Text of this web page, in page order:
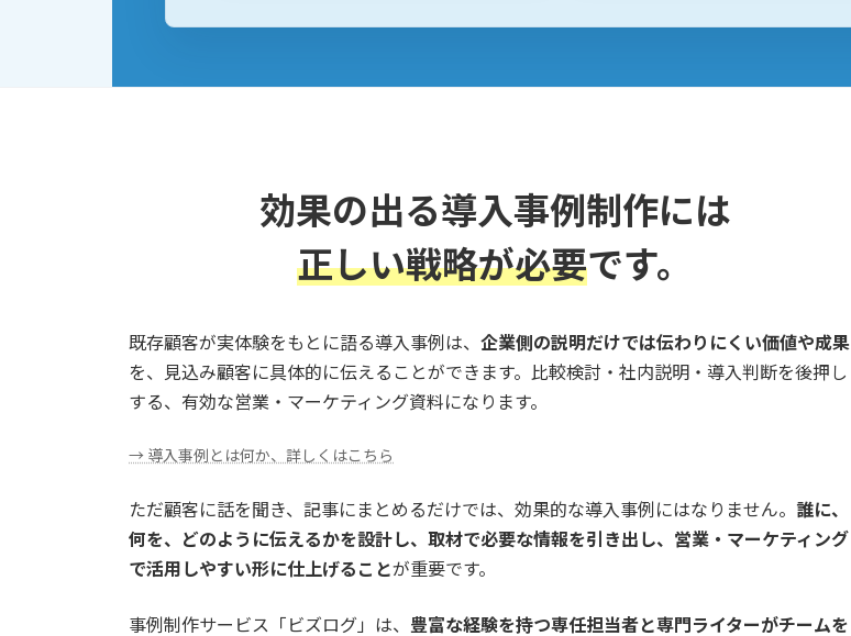
効果の出る導入事例制作には
正しい戦略が必要です。
既存顧客が実体験をもとに語る導入事例は、 企業側の説明だけでは伝わりにくい価値や成果
を、見込み顧客に具体的に伝えることができます。比較検討・社内説明・導入判断を後押し
する、有効な営業・マーケティング資料になります。
→ 導入事例とは何か、詳しくはこちら
ただ顧客に話を聞き、記事にまとめるだけでは、効果的な導入事例にはなりません。 誰に、
何を、どのように伝えるかを設計し、取材で必要な情報を引き出し、営業・マーケティング
で活用しやすい形に仕上げることが重要です。
事例制作サービス「ビズログ」は、 豊富な経験を持つ専任担当者と専門ライターがチームを